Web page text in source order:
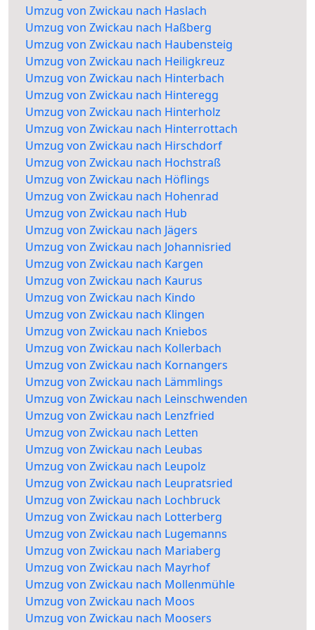
Umzug von Zwickau nach Haslach
Umzug von Zwickau nach Haßberg
Umzug von Zwickau nach Haubensteig
Umzug von Zwickau nach Heiligkreuz
Umzug von Zwickau nach Hinterbach
Umzug von Zwickau nach Hinteregg
Umzug von Zwickau nach Hinterholz
Umzug von Zwickau nach Hinterrottach
Umzug von Zwickau nach Hirschdorf
Umzug von Zwickau nach Hochstraß
Umzug von Zwickau nach Höflings
Umzug von Zwickau nach Hohenrad
Umzug von Zwickau nach Hub
Umzug von Zwickau nach Jägers
Umzug von Zwickau nach Johannisried
Umzug von Zwickau nach Kargen
Umzug von Zwickau nach Kaurus
Umzug von Zwickau nach Kindo
Umzug von Zwickau nach Klingen
Umzug von Zwickau nach Kniebos
Umzug von Zwickau nach Kollerbach
Umzug von Zwickau nach Kornangers
Umzug von Zwickau nach Lämmlings
Umzug von Zwickau nach Leinschwenden
Umzug von Zwickau nach Lenzfried
Umzug von Zwickau nach Letten
Umzug von Zwickau nach Leubas
Umzug von Zwickau nach Leupolz
Umzug von Zwickau nach Leupratsried
Umzug von Zwickau nach Lochbruck
Umzug von Zwickau nach Lotterberg
Umzug von Zwickau nach Lugemanns
Umzug von Zwickau nach Mariaberg
Umzug von Zwickau nach Mayrhof
Umzug von Zwickau nach Mollenmühle
Umzug von Zwickau nach Moos
Umzug von Zwickau nach Moosers